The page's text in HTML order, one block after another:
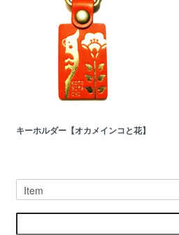
キーホルダー【オカメインコと花】